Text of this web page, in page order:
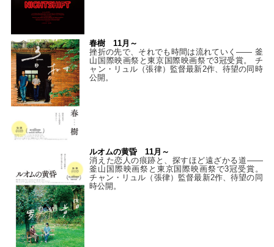
春樹 11月～
挫折の先で、それでも時間は流れていく—— 釜
山国際映画祭と東京国際映画祭で3冠受賞。 チ
ャン・リュル（張律）監督最新2作、待望の同時
公開。
ルオムの黄昏 11月～
消えた恋人の痕跡と、探すほど遠ざかる道——
釜山国際映画祭と東京国際映画祭で3冠受賞。
チャン・リュル（張律）監督最新2作、待望の同
時公開。